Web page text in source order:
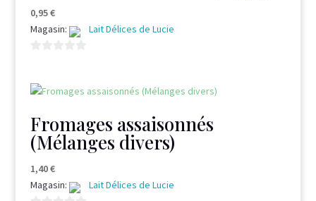
0,95€
Magasin:
Lait Délices de Lucie
u
5
Fromages assaisonnés
(Mélanges divers)
1,40€
Magasin:
Lait Délices de Lucie